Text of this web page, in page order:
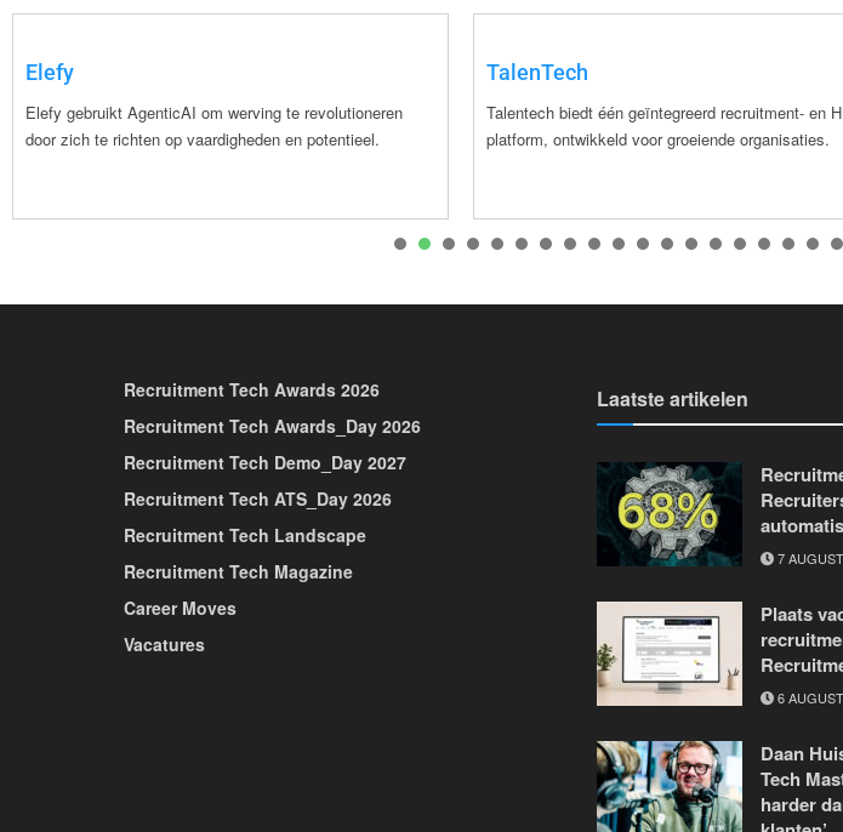
Elefy
Elefy gebruikt AgenticAI om werving te revolutioneren
door zich te richten op vaardigheden en potentieel.
TalenTech
Talentech biedt één geïntegreerd recruitment- en
platform, ontwikkeld voor groeiende organisaties.
1 2 3 4 5 6 7 8 9 10 11 12
Recruitment Tech Awards 2026
Recruitment Tech Awards_Day 2026
Recruitment Tech Demo_Day 2027
Recruitment Tech ATS_Day 2026
Recruitment Tech Landscape
Recruitment Tech Magazine
Career Moves
Vacatures
Laatste artikelen
7
Plaats
6
Daan
Tech
harder